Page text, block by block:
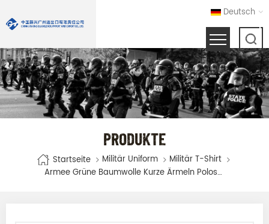
Deutsch
PRODUKTE
Startseite Militär Uniform
Militär T-Shirt
Armee Grüne Baumwolle Kurze Ärmeln Poloshirt